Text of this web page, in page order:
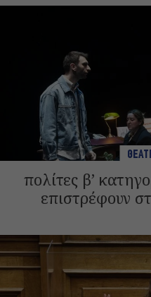
πολίτες β’
επιστρέφουν